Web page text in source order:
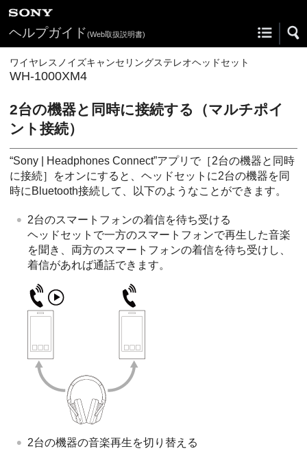
ヘルプガイド(Web取扱説明書)
ワイヤレスノイズキャンセリングステレオヘッドセット
WH-1000XM4
2台の機器と同時に接続する（マルチポイ
ント接続）
“Sony | Headphones Connect”アプリで［2台の機器と同時
に接続］をオンにすると、ヘッドセットに2台の機器を同
時に Bluetooth接続して、以下のようなことができます。
2台のスマートフォンの着信を待ち受ける
ヘッドセットで一方のスマートフォンで再生した音楽
を聞き、両方のスマートフォンの着信を待ち受けし、
着信があれば通話できます。
2台の機器の音楽再生を切り替える